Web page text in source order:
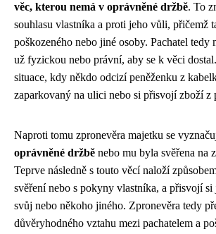
věc, kterou nemá v oprávněné držbě. To
souhlasu vlastníka a proti jeho vůli, přičemž
poškozeného nebo jiné osoby. Pachatel
už fyzickou nebo právní, aby se k věci
situace, kdy někdo odcizí peněženku z
zaparkovaný na ulici nebo si přisvojí zboží z
Naproti tomu zpronevěra majetku se
oprávněné držbě nebo mu byla svěřena na
Teprve následně s touto věcí naloží
svěření nebo s pokyny vlastníka, a přisvojí
svůj nebo někoho jiného. Zpronevěra tedy
důvěryhodného vztahu mezi pachatelem a